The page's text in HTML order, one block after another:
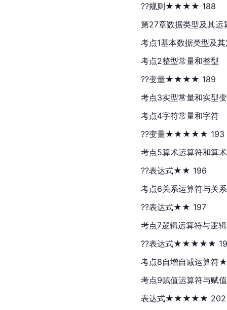
??规则★★★★ 188
第27章数据类型及其运
考点1基本数据类型及
考点2整型常量和整型
??变量★★★★ 189
考点3实型常量和实型
考点4字符常量和字符
??变量★★★★★ 193
考点5算术运算符和算术
??表达式★★ 196
考点6关系运算符与关系
??表达式★★ 197
考点7逻辑运算符与逻辑
??表达式★★★★★
考点8自增自减运算
考点9赋值运算符与赋值
表达式★★★★★ 202